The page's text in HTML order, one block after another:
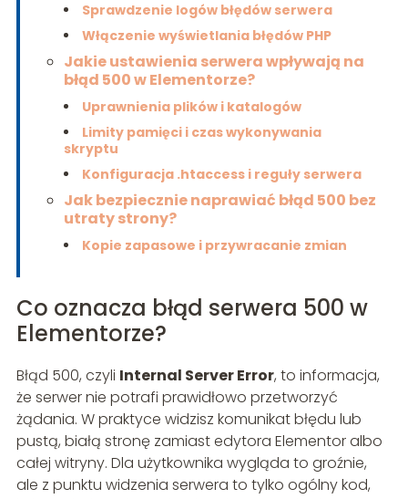
Sprawdzenie logów błędów serwera
Włączenie wyświetlania błędów PHP
Jakie ustawienia serwera wpływają na
błąd 500 w Elementorze?
Uprawnienia plików i katalogów
Limity pamięci i czas wykonywania
skryptu
Konfiguracja .htaccess i reguły serwera
Jak bezpiecznie naprawiać błąd 500 bez
utraty strony?
Kopie zapasowe i przywracanie zmian
Co oznacza błąd serwera 500 w
Elementorze?
Błąd 500, czyli Internal Server Error, to informacja,
że serwer nie potrafi prawidłowo przetworzyć
żądania. W praktyce widzisz komunikat błędu lub
pustą, białą stronę zamiast edytora Elementor albo
całej witryny. Dla użytkownika wygląda to groźnie,
ale z punktu widzenia serwera to tylko ogólny kod,